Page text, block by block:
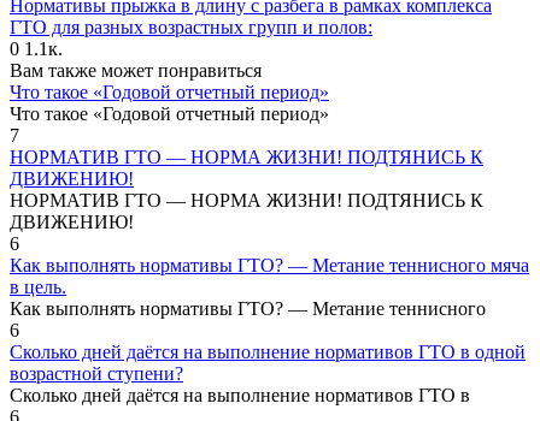
Нормативы прыжка в длину с разбега в рамках комплекса
ГТО для разных возрастных групп и полов:
0 1.1к.
Вам также может понравиться
Что такое «Годовой отчетный период»
Что такое «Годовой отчетный период»
7
НОРМАТИВ ГТО — НОРМА ЖИЗНИ! ПОДТЯНИСЬ К
ДВИЖЕНИЮ!
НОРМАТИВ ГТО — НОРМА ЖИЗНИ! ПОДТЯНИСЬ К
ДВИЖЕНИЮ!
6
Как выполнять нормативы ГТО? — Метание теннисного мяча
в цель.
Как выполнять нормативы ГТО? — Метание теннисного
6
Сколько дней даётся на выполнение нормативов ГТО в одной
возрастной ступени?
Сколько дней даётся на выполнение нормативов ГТО в
6